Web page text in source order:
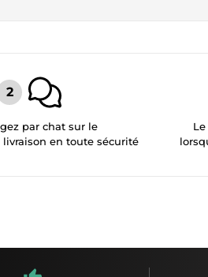
par chat sur le
livraison en toute sécurité